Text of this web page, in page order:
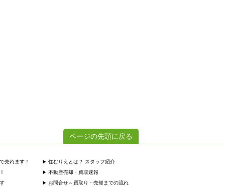
ページの先頭に戻る
売れます！
住むりえとは？ スタッフ紹介
不動産売却・買取速報
お問合せ～買取り・売却までの流れ